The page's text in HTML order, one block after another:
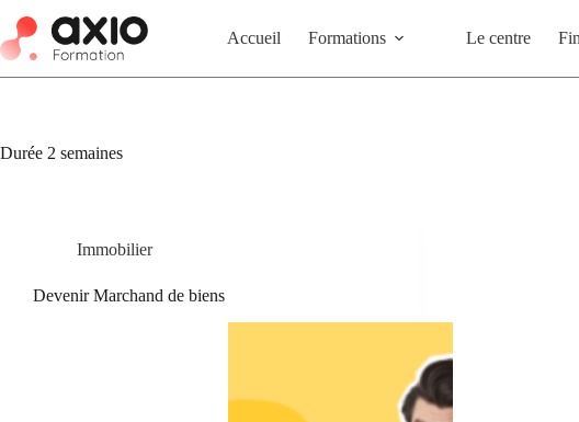
Accueil Formations Le centre
Durée 2 semaines
Immobilier
Devenir Marchand de biens